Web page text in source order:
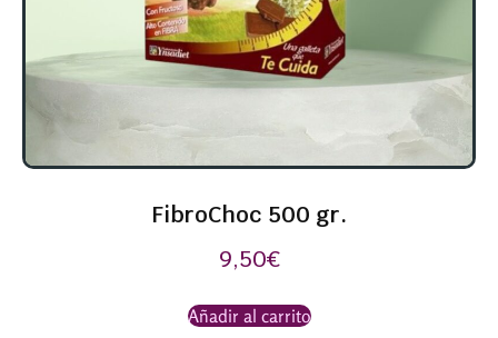
FibroChoc 500 gr.
9,50€
Añadir al carrito